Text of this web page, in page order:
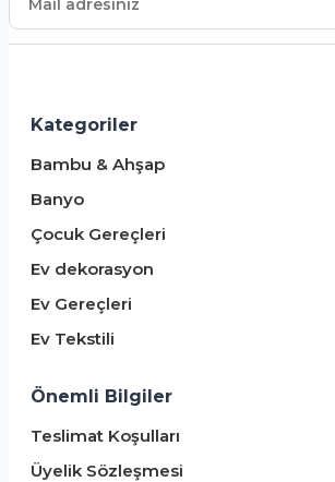
Kategoriler
Bambu & Ahşap
Banyo
Çocuk Gereçleri
Ev dekorasyon
Ev Gereçleri
Ev Tekstili
Önemli Bilgiler
Teslimat Koşulları
Üyelik Sözleşmesi